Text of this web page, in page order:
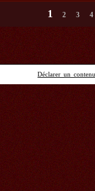
1 2 3 4
Déclarer un